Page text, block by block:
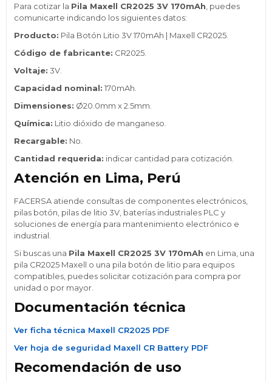
Para cotizar la Pila Maxell CR2025 3V 170mAh , puedes
comunicarte indicando los siguientes datos:
Producto: Pila Botón Litio 3V 170mAh | Maxell CR2025.
Código de fabricante: CR2025.
Voltaje: 3V.
Capacidad nominal: 170mAh.
Dimensiones: Ø20.0mm x 2.5mm.
Química: Litio dióxido de manganeso.
Recargable: No.
Cantidad requerida: indicar cantidad para cotización.
Atención en Lima, Perú
FACERSA atiende consultas de componentes electrónicos,
pilas botón, pilas de litio 3V, baterías industriales PLC y
soluciones de energía para mantenimiento electrónico e
industrial.
Si buscas una Pila Maxell CR2025 3V 170mAh en Lima, una
pila CR2025 Maxell o una pila botón de litio para equipos
compatibles, puedes solicitar cotización para compra por
unidad o por mayor.
Documentación técnica
Ver ficha técnica Maxell CR2025 PDF
Ver hoja de seguridad Maxell CR Battery PDF
Recomendación de uso